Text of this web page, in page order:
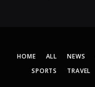
HOME ALL NEWS
SPORTS
TRAVEL